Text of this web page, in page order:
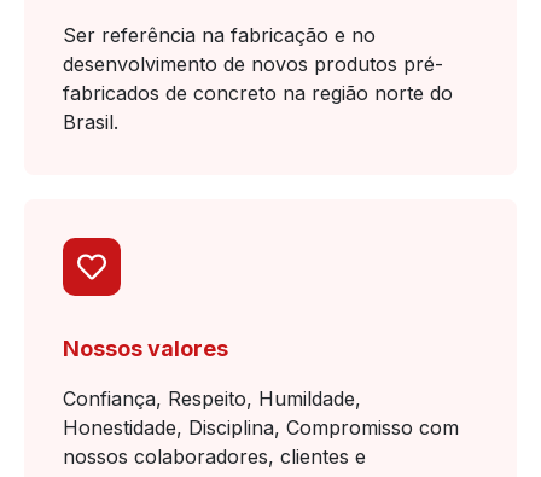
Ser referência na fabricação e no
desenvolvimento de novos produtos pré-
fabricados de concreto na região norte do
Brasil.
Nossos valores
Confiança, Respeito, Humildade,
Honestidade, Disciplina, Compromisso com
nossos colaboradores, clientes e